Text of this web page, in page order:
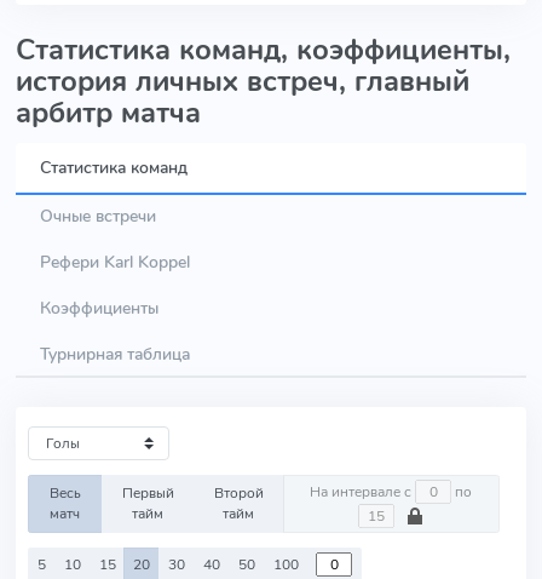
Статистика команд, коэффициенты,
история личных встреч, главный
арбитр матча
Статистика команд
Очные встречи
Рефери Karl Koppel
Коэффициенты
Турнирная таблица
Весь
матч
Первый
тайм
Второй
тайм
На интервале с по
5 10 15 20 30 40 50 100